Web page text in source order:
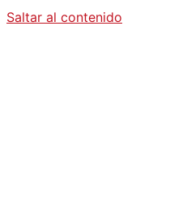
Saltar al contenido